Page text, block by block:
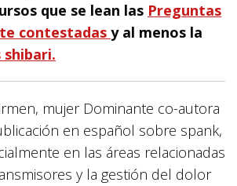
que se lean las Preguntas
contestadas y al menos la
shibari.
mujer Dominante co-autora
en español sobre spank,
en las áreas relacionadas
y la gestión del dolor